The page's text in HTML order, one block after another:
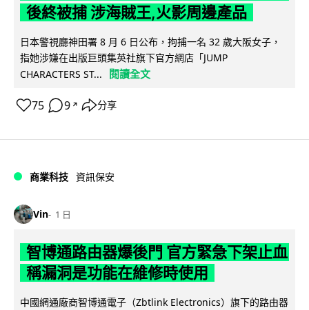
後終被捕 涉海賊王,火影周邊產品
日本警視廳神田署 8 月 6 日公布，拘捕一名 32 歲大阪女子，
指她涉嫌在出版巨頭集英社旗下官方網店「JUMP
CHARACTERS ST...
閱讀全文
75 9 ↗ 分享
商業科技 資訊保安
Vin 1 日
智博通路由器爆後門 官方緊急下架止血
稱漏洞是功能在維修時使用
中國網通廠商智博通電子（Zbtlink Electronics）旗下的路由器